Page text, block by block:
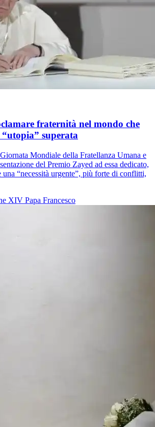
fraternità nel mondo che
superata
Mondiale della Fratellanza Umana e
del Premio Zayed ad essa dedicato,
“necessità urgente”, più forte di conflitti,
XIV Papa Francesco